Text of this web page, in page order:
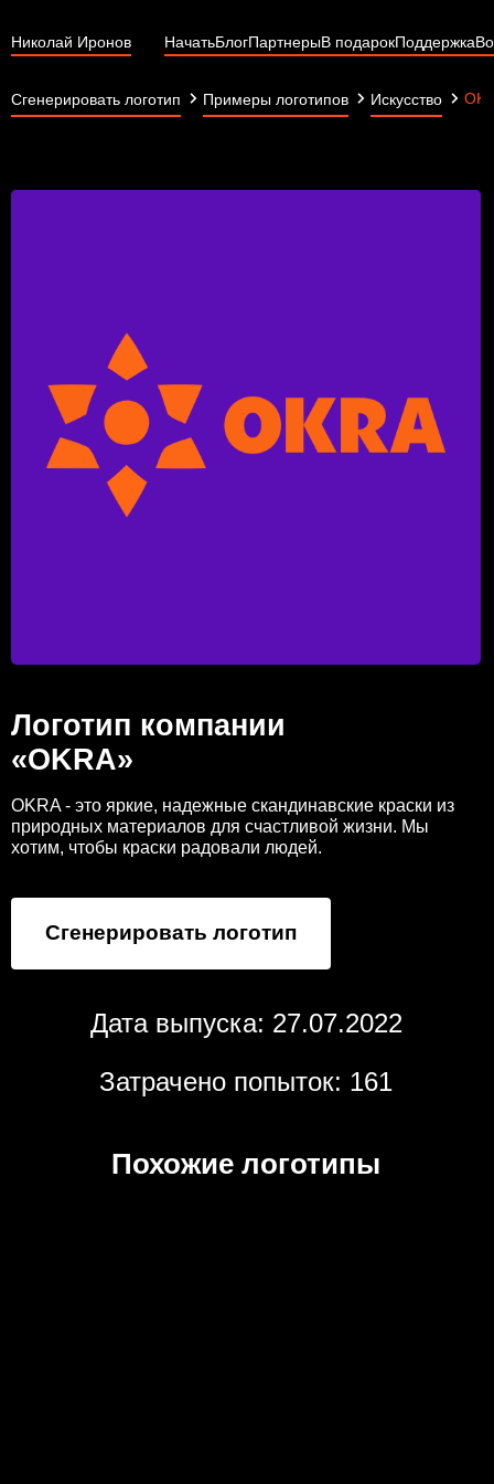
Николай Иронов НачатьБлогПартнерыВ подарокПоддержка
Сгенерировать логотип Примеры логотипов Искусство
Логотип компании
«OKRA»
OKRA - это яркие, надежные скандинавские краски из
природных материалов для счастливой жизни. Мы
хотим, чтобы краски радовали людей.
Сгенерировать логотип
Дата выпуска: 27.07.2022
Затрачено попыток: 161
Похожие логотипы